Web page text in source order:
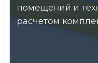
помещений и
расчетом